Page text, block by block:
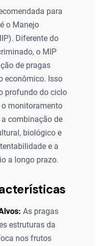
para
o Manejo
Diferente do
o MIP
de pragas
econômico. Isso
profundo do ciclo
o monitoramento
combinação de
biológico e
e a
a longo prazo.
As pragas
estruturas da
nos frutos